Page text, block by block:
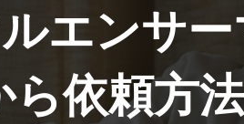
エンサ
依頼方